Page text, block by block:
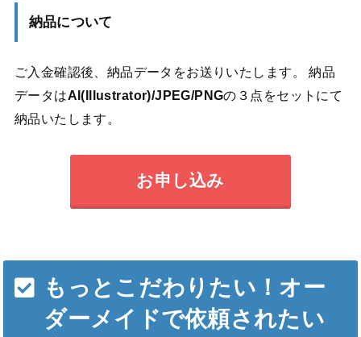
納品について
ご入金確認後、納品データをお送りいたします。 納品
データはAI(Illustrator)/JPEG/PNGの３点をセットにて
納品いたします。
お申し込み
もっとこだわりたい！オー
ダーメイドで依頼されたい